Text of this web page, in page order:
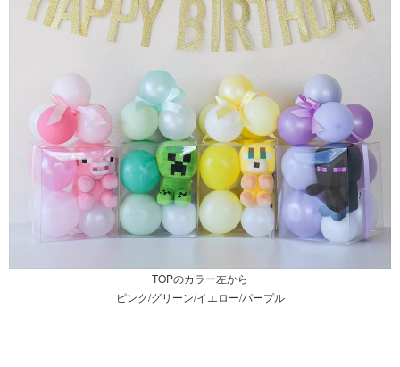
TOPのカラー左から
ピンク/グリーン/イエロー/パープル